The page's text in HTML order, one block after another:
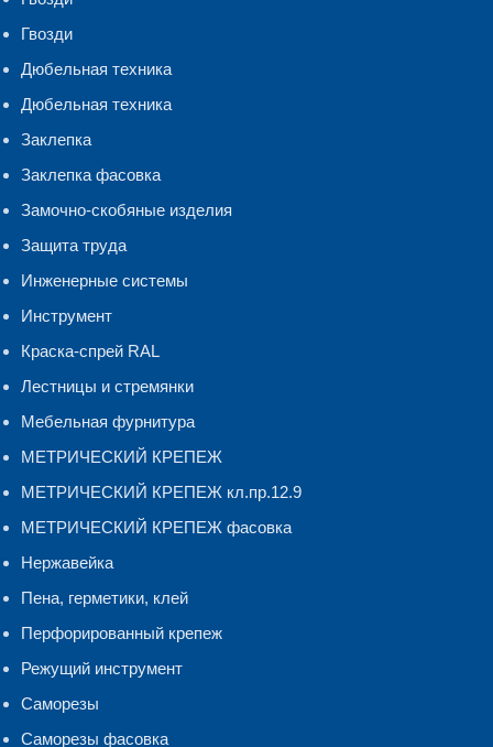
Гвозди
Дюбельная техника
Дюбельная техника
Заклепка
Заклепка фасовка
Замочно-скобяные изделия
Защита труда
Инженерные системы
Инструмент
Краска-спрей RAL
Лестницы и стремянки
Мебельная фурнитура
МЕТРИЧЕСКИЙ КРЕПЕЖ
МЕТРИЧЕСКИЙ КРЕПЕЖ кл.пр.12.9
МЕТРИЧЕСКИЙ КРЕПЕЖ фасовка
Нержавейка
Пена, герметики, клей
Перфорированный крепеж
Режущий инструмент
Саморезы
Саморезы фасовка